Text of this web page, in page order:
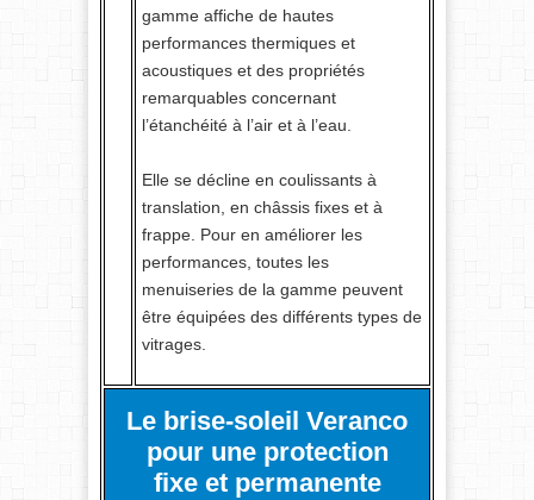
gamme affiche de hautes
performances thermiques et
acoustiques et des propriétés
remarquables concernant
l’étanchéité à l’air et à l’eau.
Elle se décline en coulissants à
translation, en châssis fixes et à
frappe. Pour en améliorer les
performances, toutes les
menuiseries de la gamme peuvent
être équipées des différents types de
vitrages.
Le brise-soleil Veranco
pour une protection
fixe et permanente